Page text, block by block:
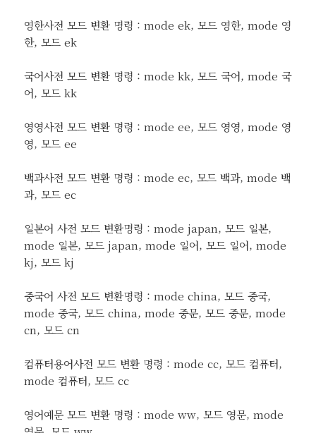
영한사전 모드 변환 명령 : mode ek, 모드 영한, mode 영
한, 모드 ek
국어사전 모드 변환 명령 : mode kk, 모드 국어, mode 국
어, 모드 kk
영영사전 모드 변환 명령 : mode ee, 모드 영영, mode 영
영, 모드 ee
백과사전 모드 변환 명령 : mode ec, 모드 백과, mode 백
과, 모드 ec
일본어 사전 모드 변환명령 : mode japan, 모드 일본,
mode 일본, 모드 japan, mode 일어, 모드 일어, mode
kj, 모드 kj
중국어 사전 모드 변환명령 : mode china, 모드 중국,
mode 중국, 모드 china, mode 중문, 모드 중문, mode
cn, 모드 cn
컴퓨터용어사전 모드 변환 명령 : mode cc, 모드 컴퓨터,
mode 컴퓨터, 모드 cc
영어예문 모드 변환 명령 : mode ww, 모드 영문, mode